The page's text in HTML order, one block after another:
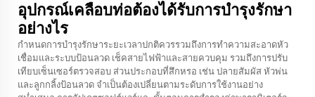
อุปกรณ์เคลือบท่อต้องได้รับการบำรุงรักษา
อย่างไร
กำหนดการบำรุงรักษาระยะเวลาปกติควรรวมถึงการทำความสะอาดหัว
เชื่อมและระบบป้อนลวด เช็คสายไฟฟ้าและสายควบคุม รวมถึงการปรับ
เทียบเซ็นเซอร์ตรวจสอบ ส่วนประกอบที่สึกหรอ เช่น ปลายสัมผัส หัวพ่น
และลูกกลิ้งป้อนลวด จำเป็นต้องเปลี่ยนตามระดับการใช้งานอย่าง